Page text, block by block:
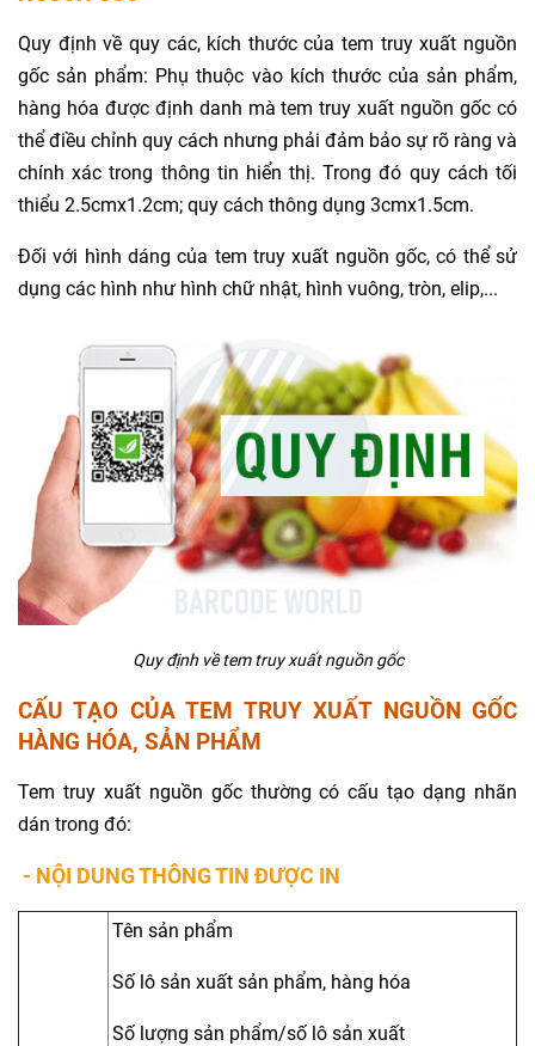
Quy định về quy các, kích thước của tem truy xuất nguồn
gốc sản phẩm: Phụ thuộc vào kích thước của sản phẩm,
hàng hóa được định danh mà tem truy xuất nguồn gốc có
thể điều chỉnh quy cách nhưng phải đảm bảo sự rõ ràng và
chính xác trong thông tin hiển thị. Trong đó quy cách tối
thiểu 2.5cmx1.2cm; quy cách thông dụng 3cmx1.5cm.
Đối với hình dáng của tem truy xuất nguồn gốc, có thể sử
dụng các hình như hình chữ nhật, hình vuông, tròn, elip,...
Quy định về tem truy xuất nguồn gốc
CẤU TẠO CỦA TEM TRUY XUẤT NGUỒN GỐC
HÀNG HÓA, SẢN PHẨM
Tem truy xuất nguồn gốc thường có cấu tạo dạng nhãn
dán trong đó:
- NỘI DUNG THÔNG TIN ĐƯỢC IN
Tên sản phẩm
Số lô sản xuất sản phẩm, hàng hóa
Số lượng sản phẩm/số lô sản xuất